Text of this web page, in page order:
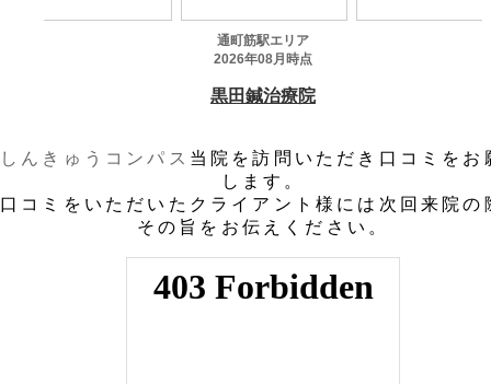
しんきゅうコンパス 当院を訪問いただき口コミをお
します。
口コミをいただいたクライアント様には次回来院の
その旨をお伝えください。